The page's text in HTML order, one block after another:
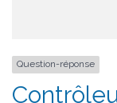
Question-réponse